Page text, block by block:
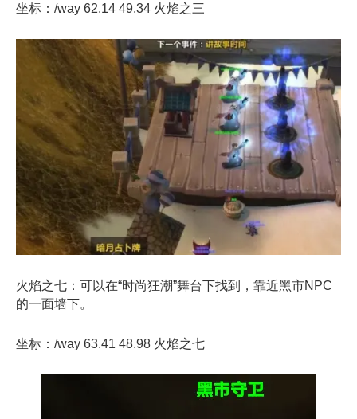
坐标：/way 62.14 49.34 火焰之三
火焰之七：可以在“时尚狂潮”舞台下找到，靠近黑市NPC
的一面墙下。
坐标：/way 63.41 48.98 火焰之七